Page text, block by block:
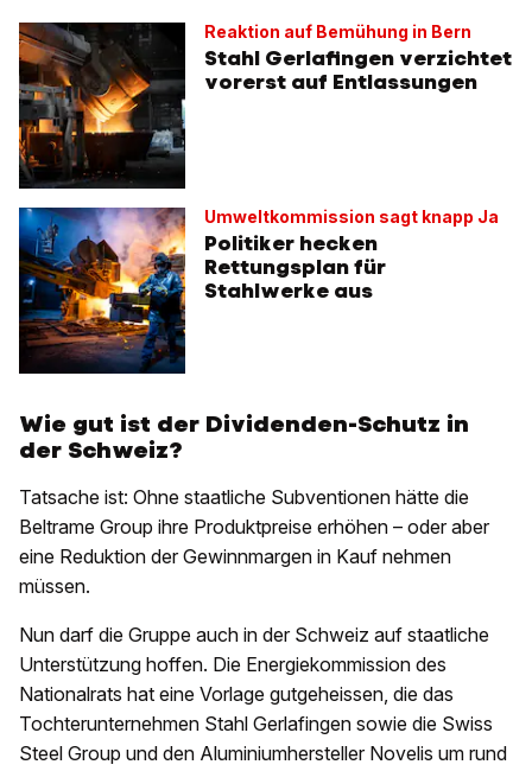
Reaktion auf Bemühung in Bern
Stahl Gerlafingen verzichtet
vorerst auf Entlassungen
Umweltkommission sagt knapp Ja
Politiker hecken
Rettungsplan für
Stahlwerke aus
Wie gut ist der Dividenden-Schutz in
der Schweiz?
Tatsache ist: Ohne staatliche Subventionen hätte die
Beltrame Group ihre Produktpreise erhöhen – oder aber
eine Reduktion der Gewinnmargen in Kauf nehmen
müssen.
Nun darf die Gruppe auch in der Schweiz auf staatliche
Unterstützung hoffen. Die Energiekommission des
Nationalrats hat eine Vorlage gutgeheissen, die das
Tochterunternehmen Stahl Gerlafingen sowie die Swiss
Steel Group und den Aluminiumhersteller Novelis um rund